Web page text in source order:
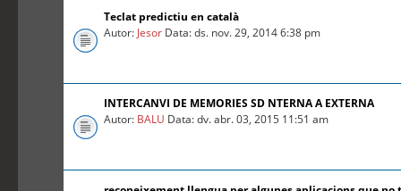
Teclat predictiu en català
Autor: Jesor Data: ds. nov. 29, 2014 6:38 pm
INTERCANVI DE MEMORIES SD NTERNA A EXTERNA
Autor: BALU Data: dv. abr. 03, 2015 11:51 am